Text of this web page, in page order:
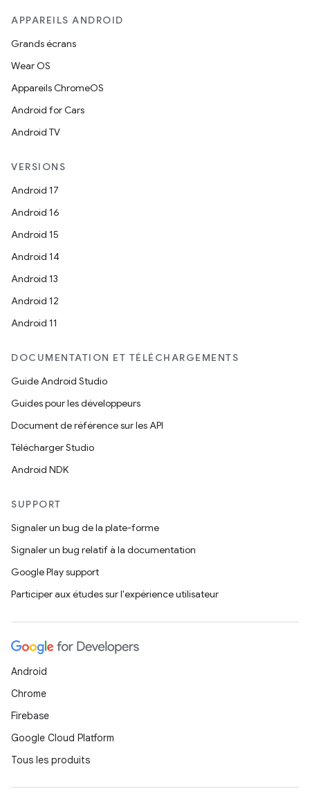
APPAREILS ANDROID
Grands écrans
Wear OS
Appareils ChromeOS
Android for Cars
Android TV
VERSIONS
Android 17
Android 16
Android 15
Android 14
Android 13
Android 12
Android 11
DOCUMENTATION ET TÉLÉCHARGEMENTS
Guide Android Studio
Guides pour les développeurs
Document de référence sur les API
Télécharger Studio
Android NDK
SUPPORT
Signaler un bug de la plate-forme
Signaler un bug relatif à la documentation
Google Play support
Participer aux études sur l'expérience utilisateur
Android
Chrome
Firebase
Google Cloud Platform
Tous les produits